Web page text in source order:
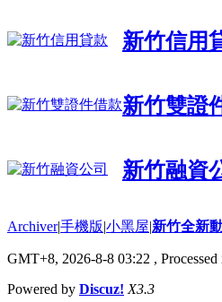
新竹信用
新竹雙證
新竹融資
Archiver|手機版|小黑屋|新竹全新
GMT+8, 2026-8-8 03:22 ,
Powered by Discuz! X3.3